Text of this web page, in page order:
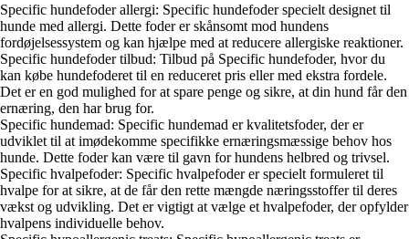
Specific hundefoder allergi: Specific hundefoder specielt designet til
hunde med allergi. Dette foder er skånsomt mod hundens
fordøjelsessystem og kan hjælpe med at reducere allergiske reaktioner.
Specific hundefoder tilbud: Tilbud på Specific hundefoder, hvor du
kan købe hundefoderet til en reduceret pris eller med ekstra fordele.
Det er en god mulighed for at spare penge og sikre, at din hund får den
ernæring, den har brug for.
Specific hundemad: Specific hundemad er kvalitetsfoder, der er
udviklet til at imødekomme specifikke ernæringsmæssige behov hos
hunde. Dette foder kan være til gavn for hundens helbred og trivsel.
Specific hvalpefoder: Specific hvalpefoder er specielt formuleret til
hvalpe for at sikre, at de får den rette mængde næringsstoffer til deres
vækst og udvikling. Det er vigtigt at vælge et hvalpefoder, der opfylder
hvalpens individuelle behov.